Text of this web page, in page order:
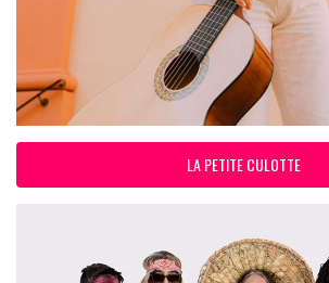
LA PETITE CULOTTE